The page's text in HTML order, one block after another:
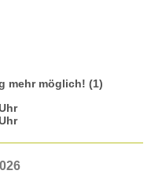
mehr möglich! (1)